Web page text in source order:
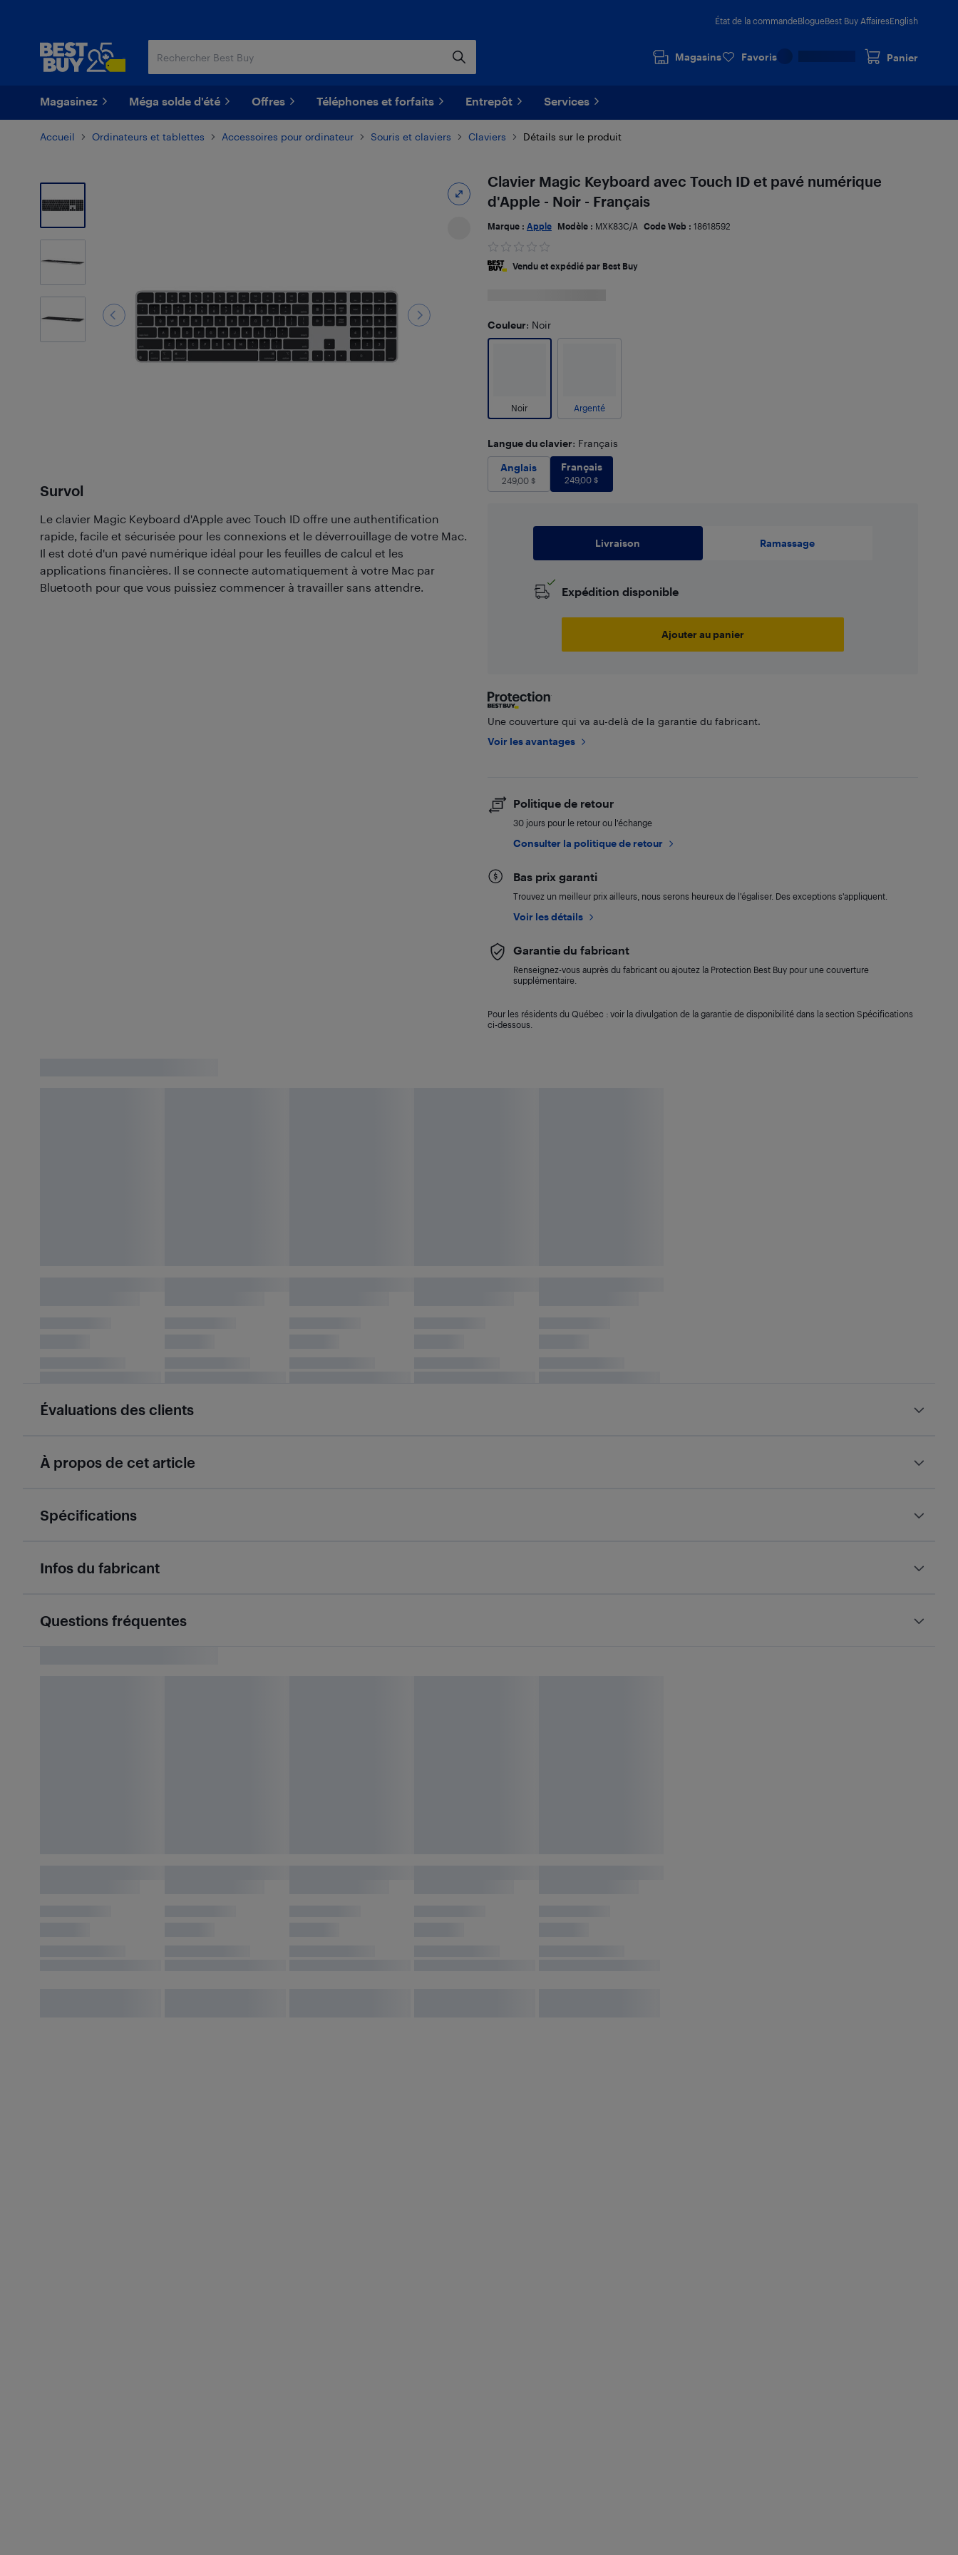
État de la commandeBlogueBest Buy AffairesEnglish
Magasins Favoris Panier
Magasinez Méga solde d'été Offres Téléphones et forfaits Entrepôt Services
Accueil Ordinateurs et tablettes Accessoires pour ordinateur Souris et claviers Claviers Détails sur le produit
Survol
Le clavier Magic Keyboard d'Apple avec Touch ID offre une authentification
rapide, facile et sécurisée pour les connexions et le déverrouillage de votre Mac.
Il est doté d'un pavé numérique idéal pour les feuilles de calcul et les
applications financières. Il se connecte automatiquement à votre Mac par
Bluetooth pour que vous puissiez commencer à travailler sans attendre.
Clavier Magic Keyboard avec Touch ID et pavé numérique
d'Apple - Noir - Français
Marque : Apple Modèle : MXK83C/A Code Web : 18618592
Vendu et expédié par Best Buy
Couleur: Noir
Noir Argenté
Langue du clavier: Français
Anglais
249,00$
Anglais
249,00 $
Français
Français
249,00 $
Livraison Ramassage
Expédition disponible
Ajouter au panier
Une couverture qui va au-delà de la garantie du fabricant.
Voir les avantages
Politique de retour
30 jours pour le retour ou l’échange
Consulter la politique de retour
Bas prix garanti
Trouvez un meilleur prix ailleurs, nous serons heureux de l’égaliser. Des exceptions s’appliquent.
Voir les détails
Garantie du fabricant
Renseignez-vous auprès du fabricant ou ajoutez la Protection Best Buy pour une couverture
supplémentaire.
Pour les résidents du Québec : voir la divulgation de la garantie de disponibilité dans la section Spécifications
ci-dessous.
Évaluations des clients
À propos de cet article
Spécifications
Infos du fabricant
Questions fréquentes